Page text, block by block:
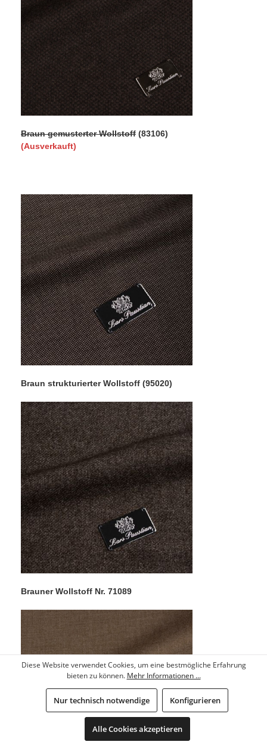
Braun gemusterter Wollstoff (83106)
(Ausverkauft)
Braun strukturierter Wollstoff (95020)
Brauner Wollstoff Nr. 71089
Diese Website verwendet Cookies, um eine bestmögliche Erfahrung
bieten zu können. Mehr Informationen ...
Nur technisch notwendige Konfigurieren
Alle Cookies akzeptieren